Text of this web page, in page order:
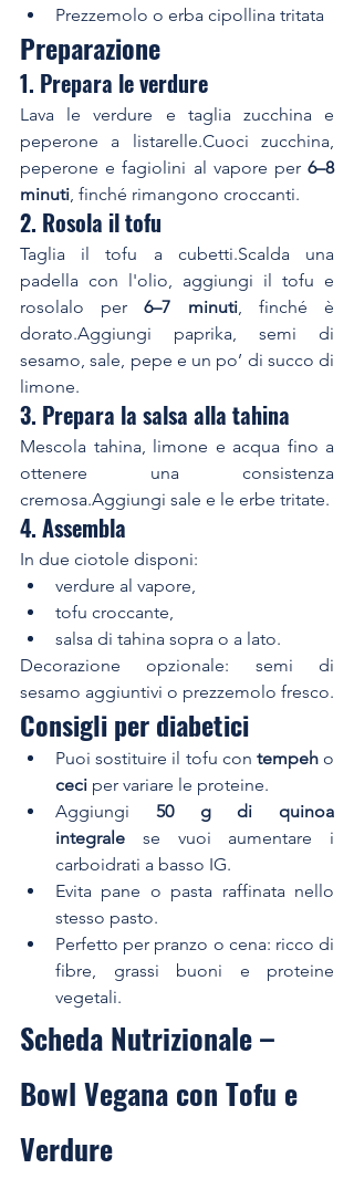
Prezzemolo o erba cipollina tritata
Preparazione
1. Prepara le verdure
Lava le verdure e taglia zucchina e
peperone a listarelle.Cuoci zucchina,
peperone e fagiolini al vapore per 6–8
minuti, finché rimangono croccanti.
2. Rosola il tofu
Taglia il tofu a cubetti.Scalda una
padella con l'olio, aggiungi il tofu e
rosolalo per 6–7 minuti, finché è
dorato.Aggiungi paprika, semi di
sesamo, sale, pepe e un po’ di succo di
limone.
3. Prepara la salsa alla tahina
Mescola tahina, limone e acqua fino a
ottenere una consistenza
cremosa.Aggiungi sale e le erbe tritate.
4. Assembla
In due ciotole disponi:
verdure al vapore,
tofu croccante,
salsa di tahina sopra o a lato.
Decorazione opzionale: semi di
sesamo aggiuntivi o prezzemolo fresco.
Consigli per diabetici
Puoi sostituire il tofu con tempeh
ceci per variare le proteine.
Aggiungi 50 g di quinoa
integrale se vuoi aumentare i
carboidrati a basso IG.
Evita pane o pasta raffinata nello
stesso pasto.
Perfetto per pranzo o cena: ricco di
fibre, grassi buoni e proteine
vegetali.
Scheda Nutrizionale –
Bowl Vegana con Tofu e
Verdure